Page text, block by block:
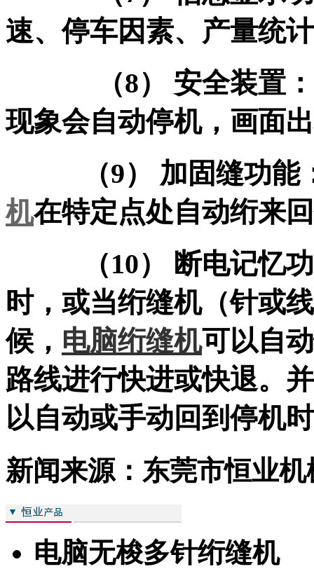
速、停车因素、产量统
（8） 安全装置：电
现象会自动停机，画面
（9） 加固缝功能：
机在特定点处自动绗来
（10） 断电记忆功
时，或当绗缝机（针或
候， 电脑绗缝机可以自
路线进行快进或快退。
以自动或手动回到停机
新闻来源：东莞市恒业
电脑无梭多针绗缝机